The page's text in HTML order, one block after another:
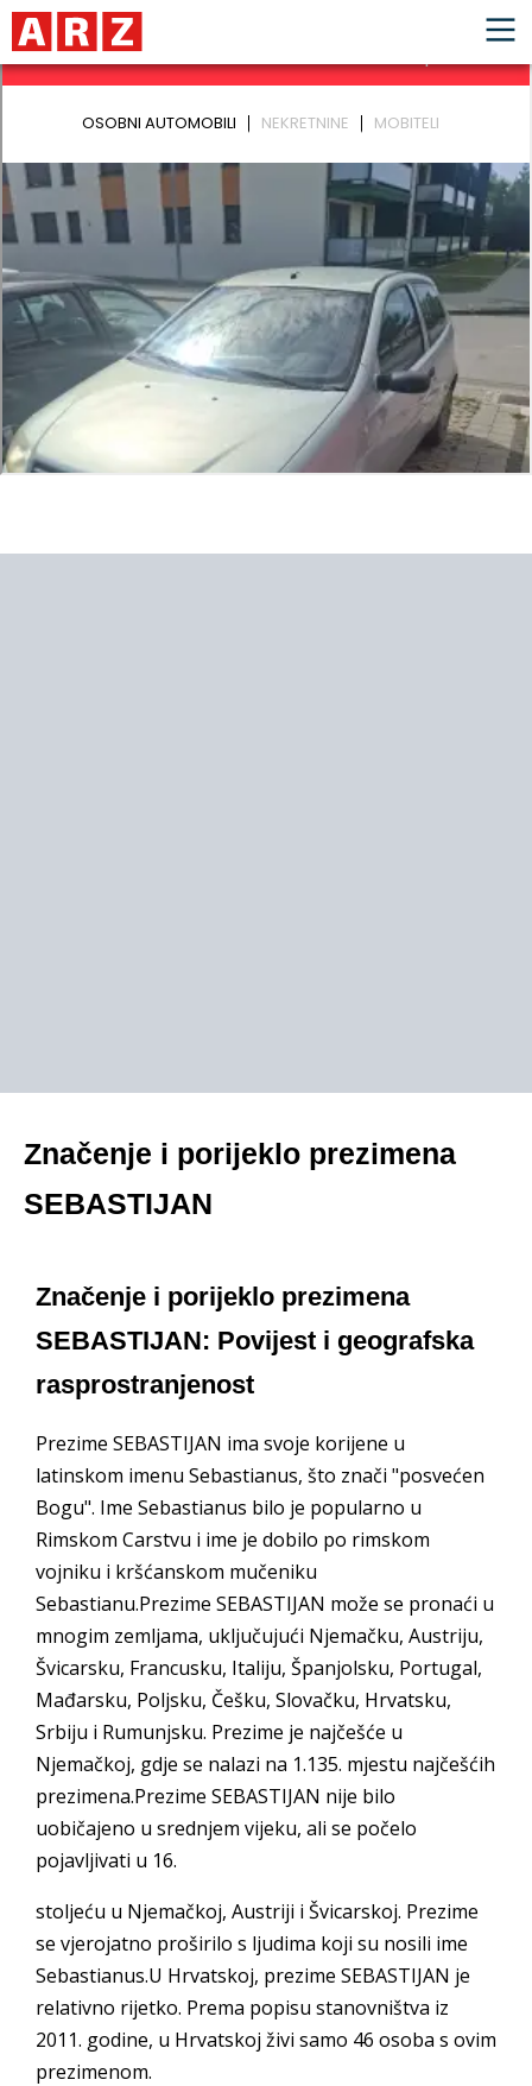
Značenje i porijeklo prezimena
SEBASTIJAN
Značenje i porijeklo prezimena
SEBASTIJAN: Povijest i geografska
rasprostranjenost
Prezime SEBASTIJAN ima svoje korijene u
latinskom imenu Sebastianus, što znači "posvećen
Bogu". Ime Sebastianus bilo je popularno u
Rimskom Carstvu i ime je dobilo po rimskom
vojniku i kršćanskom mučeniku
Sebastianu.Prezime SEBASTIJAN može se pronaći u
mnogim zemljama, uključujući Njemačku, Austriju,
Švicarsku, Francusku, Italiju, Španjolsku, Portugal,
Mađarsku, Poljsku, Češku, Slovačku, Hrvatsku,
Srbiju i Rumunjsku. Prezime je najčešće u
Njemačkoj, gdje se nalazi na 1.135. mjestu najčešćih
prezimena.Prezime SEBASTIJAN nije bilo
uobičajeno u srednjem vijeku, ali se počelo
pojavljivati u 16.
stoljeću u Njemačkoj, Austriji i Švicarskoj. Prezime
se vjerojatno proširilo s ljudima koji su nosili ime
Sebastianus.U Hrvatskoj, prezime SEBASTIJAN je
relativno rijetko. Prema popisu stanovništva iz
2011. godine, u Hrvatskoj živi samo 46 osoba s ovim
prezimenom.